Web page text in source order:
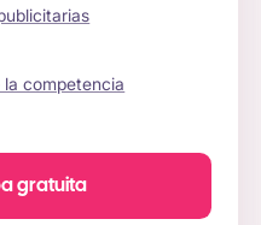
competencia
gratuita